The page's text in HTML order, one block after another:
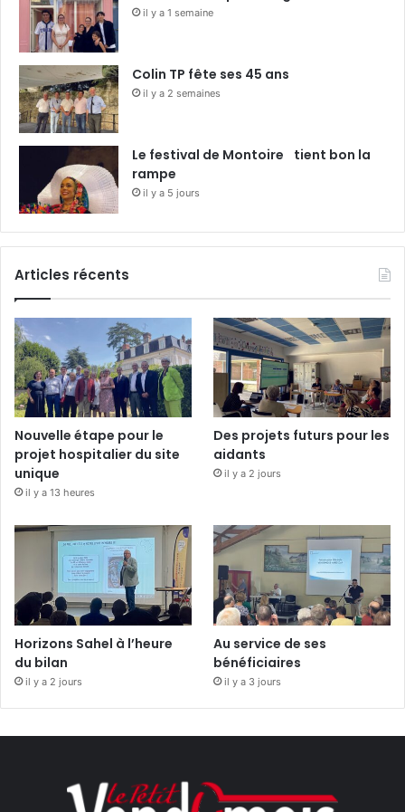
il y a 1 semaine
Colin TP fête ses 45 ans
il y a 2 semaines
Le festival de Montoire tient bon la
rampe
il y a 5 jours
Articles récents
Nouvelle étape pour le
projet hospitalier du site
unique
il y a 13 heures
Des projets futurs pour les
aidants
il y a 2 jours
Horizons Sahel à l’heure
du bilan
il y a 2 jours
Au service de ses
bénéficiaires
il y a 3 jours